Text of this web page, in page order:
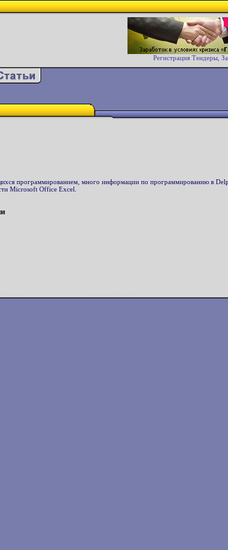
Регистрация Тендеры,
программированием, много информации по программированию в
Microsoft Office Excel.